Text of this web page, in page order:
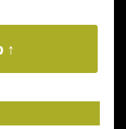
↑